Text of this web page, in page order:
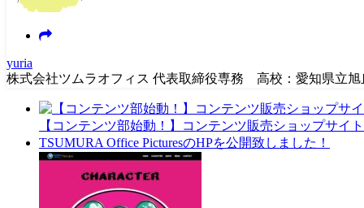
yuria
株式会社ツムラオフィス 代表取締役専務 高校：愛知県立
【コンテンツ部始動！】コンテンツ販売ショップサイ
TSUMURA Office PicturesのHPを公開致しました！